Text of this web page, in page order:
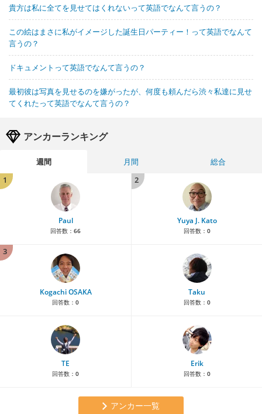
貴方は私に全てを見せてはくれないって英語でなんて言うの？
この絵はまさに私がイメージした誕生日パーティー！って英語でなんて
言うの？
ドキュメントって英語でなんて言うの？
最初彼は写真を見せるのを嫌がったが、何度も頼んだら渋々私達に見せ
てくれたって英語でなんて言うの？
アンカーランキング
週間 月間
総合
1
Paul
回答数： 66
2
Yuya J. Kato
回答数： 0
3
Kogachi OSAKA
回答数： 0
Taku
回答数： 0
TE
回答数： 0
Erik
回答数： 0
アンカー一覧